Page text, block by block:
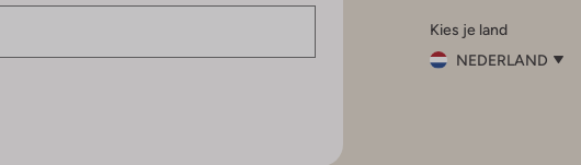
InstagramFacebook
Kies je land
NEDERLAND